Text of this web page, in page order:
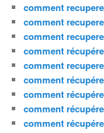
comment
comment
comment
comment
comment
comment
comment
comment
comment